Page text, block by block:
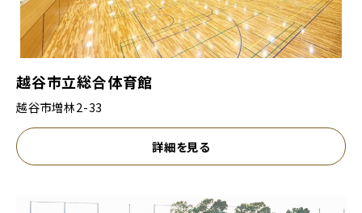
越谷市立総合体育館
越谷市増林2-33
詳細を見る